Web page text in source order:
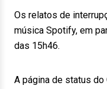
Os relatos de
música Spotify, em
das 15h46.
A página de status